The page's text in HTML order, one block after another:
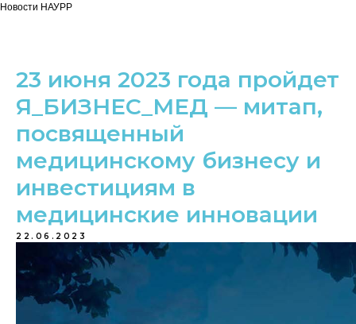
Новости НАУРР
23 июня 2023 года пройдет
Я_БИЗНЕС_МЕД — митап,
посвященный
медицинскому бизнесу и
инвестициям в
медицинские инновации
22.06.2023